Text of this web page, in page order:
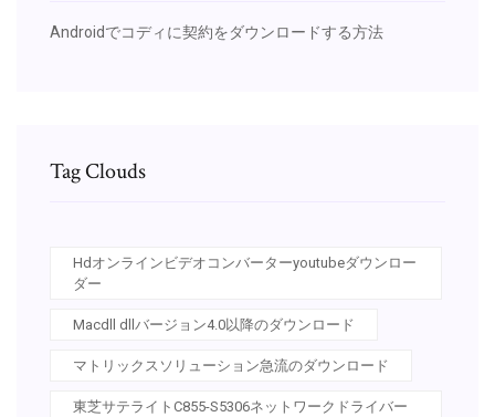
Androidでコディに契約をダウンロードする方法
Tag Clouds
Hdオンラインビデオコンバーターyoutubeダウンロー
ダー
Macdll dllバージョン4.0以降のダウンロード
マトリックスソリューション急流のダウンロード
東芝サテライトC855-S5306ネットワークドライバー